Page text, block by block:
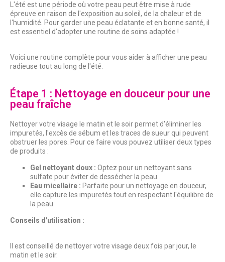
L'été est une période où votre peau peut être mise à rude
épreuve en raison de l'exposition au soleil, de la chaleur et de
l'humidité. Pour garder une peau éclatante et en bonne santé, il
est essentiel d'adopter une routine de soins adaptée !
Voici une routine complète pour vous aider à afficher une peau
radieuse tout au long de l'été.
Étape 1 : Nettoyage en douceur pour une
peau fraîche
Nettoyer votre visage le matin et le soir permet d'éliminer les
impuretés, l'excès de sébum et les traces de sueur qui peuvent
obstruer les pores. Pour ce faire vous pouvez utiliser deux types
de produits :
Gel nettoyant doux : Optez pour un nettoyant sans
sulfate pour éviter de dessécher la peau.
Eau micellaire : Parfaite pour un nettoyage en douceur,
elle capture les impuretés tout en respectant l'équilibre de
la peau.
Conseils d'utilisation :
Il est conseillé de nettoyer votre visage deux fois par jour, le
matin et le soir.